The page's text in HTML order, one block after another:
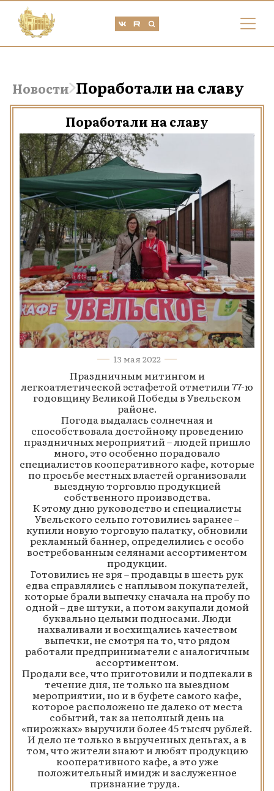
Новости Поработали на славу
Поработали на славу
13 мая 2022
Праздничным митингом и
легкоатлетической эстафетой отметили 77-ю
годовщину Великой Победы в Увельском
районе.
Погода выдалась солнечная и
способствовала достойному проведению
праздничных мероприятий – людей пришло
много, это особенно порадовало
специалистов кооперативного кафе, которые
по просьбе местных властей организовали
выездную торговлю продукцией
собственного производства.
К этому дню руководство и специалисты
Увельского сельпо готовились заранее –
купили новую торговую палатку, обновили
рекламный баннер, определились с особо
востребованным селянами ассортиментом
продукции.
Готовились не зря – продавцы в шесть рук
едва справлялись с наплывом покупателей,
которые брали выпечку сначала на пробу по
одной – две штуки, а потом закупали домой
буквально целыми подносами. Люди
нахваливали и восхищались качеством
выпечки, не смотря на то, что рядом
работали предприниматели с аналогичным
ассортиментом.
Продали все, что приготовили и подпекали в
течение дня, не только на выездном
мероприятии, но и в буфете самого кафе,
которое расположено не далеко от места
событий, так за неполный день на
«пирожках» выручили более 45 тысяч рублей.
И дело не только в вырученных деньгах, а в
том, что жители знают и любят продукцию
кооперативного кафе, а это уже
положительный имидж и заслуженное
признание труда.